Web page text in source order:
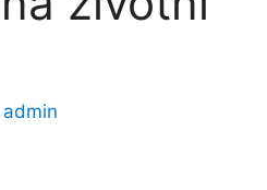
admin